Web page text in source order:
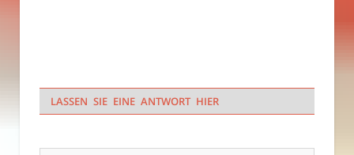
LASSEN SIE EINE ANTWORT HIER